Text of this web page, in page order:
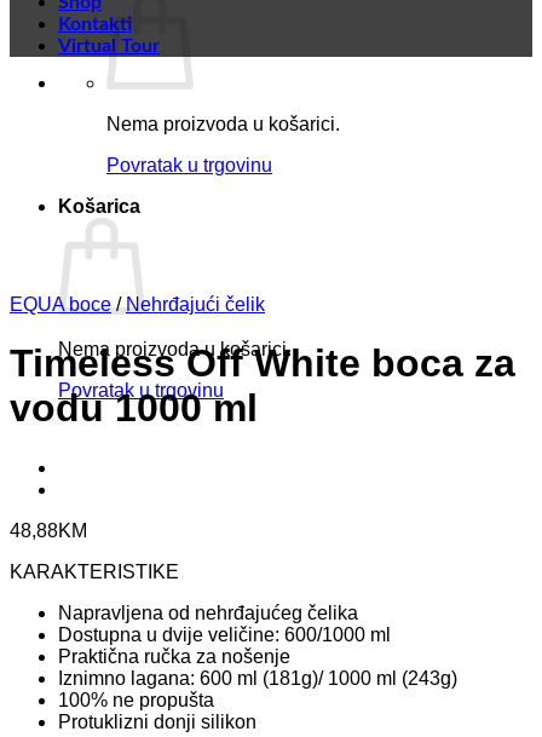
Nema proizvoda u košarici.
Povratak u trgovinu
Košarica
Nema proizvoda u košarici.
Povratak u trgovinu
Kontakti
Virtual Tour
EQUA boce / Nehrđajući čelik
Timeless Off White boca za
vodu 1000 ml
48,88KM
KARAKTERISTIKE
Napravljena od nehrđajućeg čelika
Dostupna u dvije veličine: 600/1000 ml
Praktična ručka za nošenje
Iznimno lagana: 600 ml (181g)/ 1000 ml (243g)
100% ne propušta
Protuklizni donji silikon